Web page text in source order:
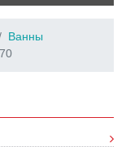
Ванны